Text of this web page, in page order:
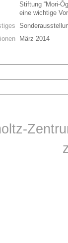
Stiftung “Mori-
eine wichtige
März 2014